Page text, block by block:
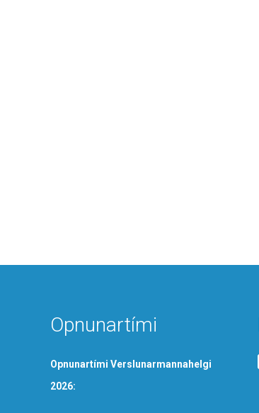
Opnunartími
Opnunartími Verslunarmannahelgi
2026: